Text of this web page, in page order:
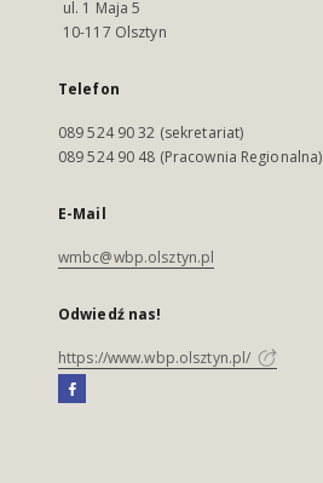
ul. 1 Maja 5
10-117 Olsztyn
Telefon
089 524 90 32 (sekretariat)
089 524 90 48 (Pracownia Regionalna)
E-Mail
wmbc@wbp.olsztyn.pl
Odwiedź nas!
https://www.wbp.olsztyn.pl/